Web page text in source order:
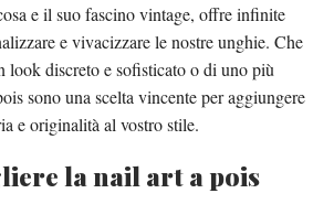
e il suo fascino vintage, offre infinite
e vivacizzare le nostre unghie. Che
look discreto e sofisticato o di uno più
sono una scelta vincente per aggiungere
e originalità al vostro stile.
la nail art a pois